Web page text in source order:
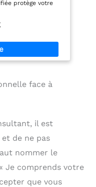
protège votre
les moments
détachables pour
vous PAGES
- Fiches de
de papier issues de
face à
il est
de ne pas
nommer le
Je comprends votre
que vous